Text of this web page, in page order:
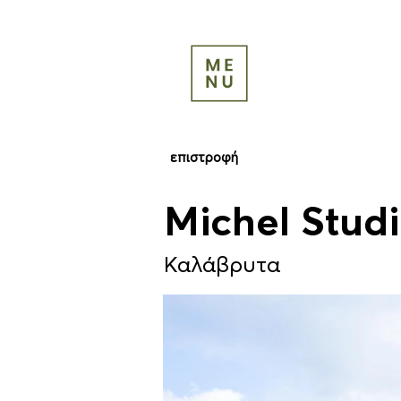
επιστροφή
Michel
Καλάβρυτα